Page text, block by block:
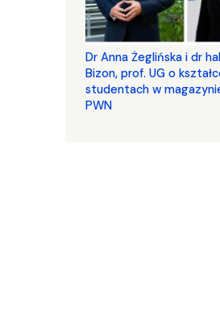
​​​​​​​Dr Anna Żeglińska i dr
Bizon, prof. UG o
studentach w
PWN